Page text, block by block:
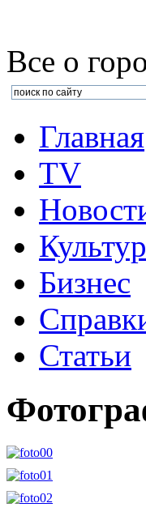
Все о
Главная
TV
Бизнеc
Статьи